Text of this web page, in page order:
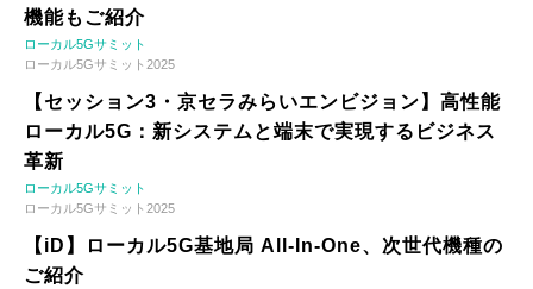
機能もご紹介
ローカル5Gサミット
ローカル5Gサミット2025
【セッション3・京セラみらいエンビジョン】高性能
ローカル5G：新システムと端末で実現するビジネス
革新
ローカル5Gサミット
ローカル5Gサミット2025
【iD】ローカル5G基地局 All-In-One、次世代機種の
ご紹介